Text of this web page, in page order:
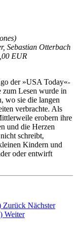
Sebastian Otterbach
EUR
der »USA Today«-
zum Lesen wurde in
wo sie die langen
verbrachte. Als
erobern ihre
und die Herzen
schreibt,
Kindern und
oder entwirft
Zurück Nächster
Weiter